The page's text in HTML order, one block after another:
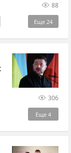
88
Еще 24
306
Еще 4